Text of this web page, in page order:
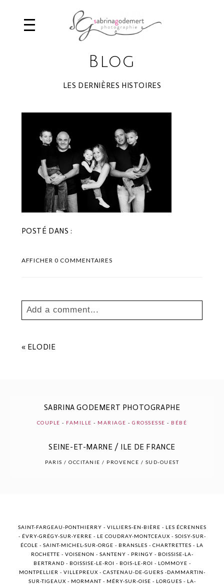
Blog
LES DERNIÈRES HISTOIRES
POSTÉ DANS :
AFFICHER0 COMMENTAIRES
Add a comment...
Les champs marqués sont requis *
POST COMMENT
« ELODIE
SABRINA GODEMERT PHOTOGRAPHE
COUPLE - FAMILLE - MARIAGE -GROSSESSE - BÉBÉ
SEINE-ET-MARNE / ILE DE FRANCE
PARIS / OCCITANIE / PROVENCE / SUD-OUEST
SAINT-FARGEAU-PONTHIERRY - VILLIERS-EN-BIÈRE - LES ÉCRENNES
- ÉVRY-GRÉGY-SUR-YERRE - LE COUDRAY-MONTCEAUX - SOISY-SUR-
ÉCOLE - SAINT-MICHEL-SUR-ORGE - BRANSLES - CHARTRETTES - LA
ROCHETTE - VOISENON - SANTENY - PRINGY - BOISSISE-LA-
BERTRAND - BOISSISE-LE-ROI - BOIS-LE-ROI - LOMMOYE -
MONTPELLIER - VILLEPREUX - CASTENAU-DE-GUERS -DAMMARTIN-
SUR-TIGEAUX - MORMANT - MÉRY-SUR-OISE - LORGUES - LA-